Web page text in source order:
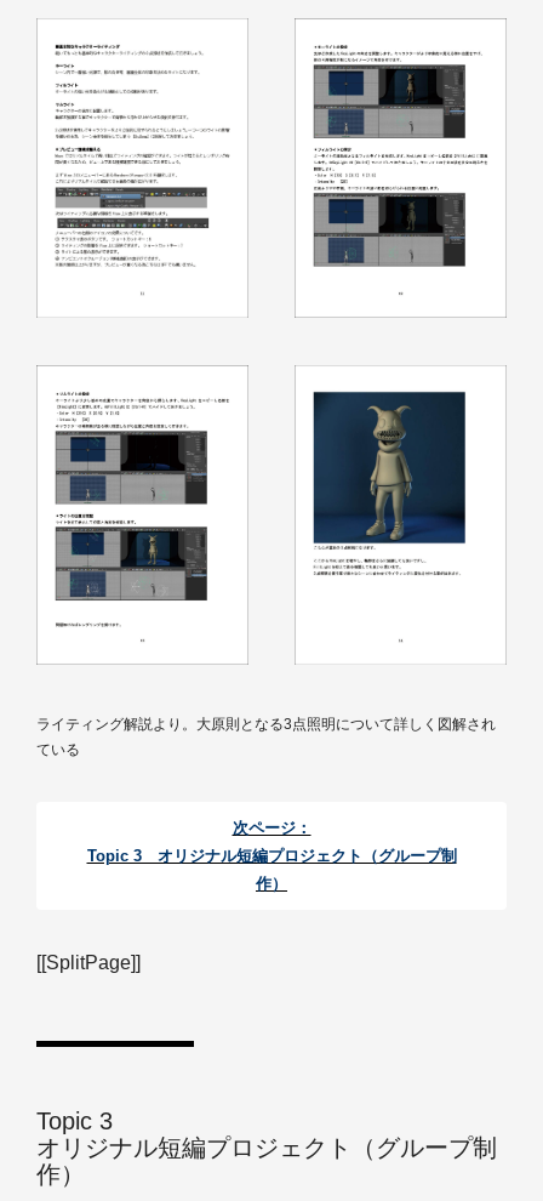
ライティング解説より。大原則となる3点照明について詳しく図解され
ている
次ページ：
Topic 3 オリジナル短編プロジェクト（グループ制
作）
[[SplitPage]]
Topic 3
オリジナル短編プロジェクト（グループ制
作）